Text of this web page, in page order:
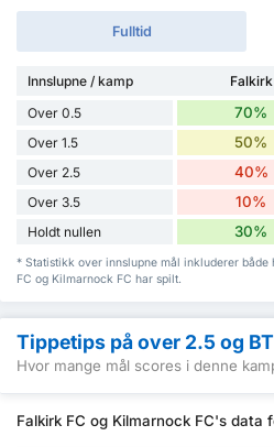
Fulltid
Innslupne / kamp Falkirk
Over 0.5
70%
Over 1.5 50%
Over 2.5 40%
Over 3.5 10%
Holdt nullen 30%
* Statistikk over innslupne mål inkluderer
FC og Kilmarnock FC har spilt.
Tippetips på over 2.5 og
Hvor mange mål scores i denne
Falkirk FC og Kilmarnock FC's data